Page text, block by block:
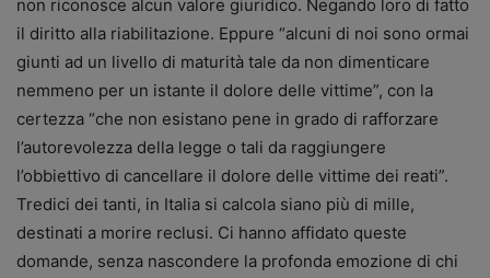
non riconosce alcun valore giuridico. Negando loro di fatto
il diritto alla riabilitazione. Eppure “alcuni di noi sono ormai
giunti ad un livello di maturità tale da non dimenticare
nemmeno per un istante il dolore delle vittime”, con la
certezza “che non esistano pene in grado di rafforzare
l’autorevolezza della legge o tali da raggiungere
l’obbiettivo di cancellare il dolore delle vittime dei reati”.
Tredici dei tanti, in Italia si calcola siano più di mille,
destinati a morire reclusi. Ci hanno affidato queste
domande, senza nascondere la profonda emozione di chi